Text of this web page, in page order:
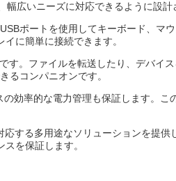
広いニーズに対応できるように設計
ポートを使用してキーボード、マ
に簡単に接続できます。
す。ファイルを転送したり、デバイ
るコンパニオンです。
効率的な電力管理も保証します。
する多用途なソリューションを提供
を保証します。